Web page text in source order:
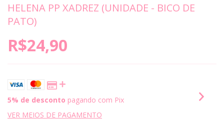
HELENA PP XADREZ (UNIDADE - BICO DE
PATO)
R$24,90
5% de desconto pagando com Pix
VER MEIOS DE PAGAMENTO